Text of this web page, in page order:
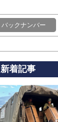
バックナンバー
新着記事